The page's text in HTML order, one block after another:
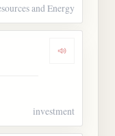
and Energy
Dengarkan
investment